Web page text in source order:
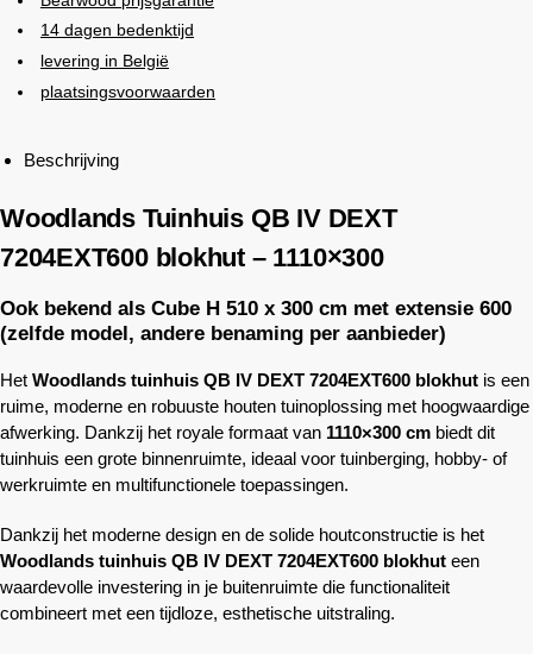
14 dagen bedenktijd
levering in België
plaatsingsvoorwaarden
Beschrijving
Woodlands Tuinhuis QB IV DEXT
7204EXT600 blokhut – 1110×300
Ook bekend als Cube H 510 x 300 cm met extensie 600
(zelfde model, andere benaming per aanbieder)
Het Woodlands tuinhuis QB IV DEXT 7204EXT600 blokhut is een
ruime, moderne en robuuste houten tuinoplossing met hoogwaardige
afwerking. Dankzij het royale formaat van 1110×300 cm biedt dit
tuinhuis een grote binnenruimte, ideaal voor tuinberging, hobby- of
werkruimte en multifunctionele toepassingen.
Dankzij het moderne design en de solide houtconstructie is het
Woodlands tuinhuis QB IV DEXT 7204EXT600 blokhut een
waardevolle investering in je buitenruimte die functionaliteit
combineert met een tijdloze, esthetische uitstraling.